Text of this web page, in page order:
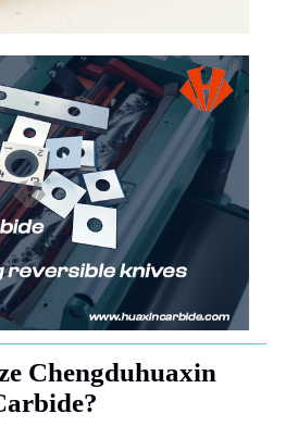
Chengduhuaxin